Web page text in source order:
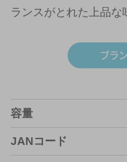
ランスがとれた上品な
容量
JANコード